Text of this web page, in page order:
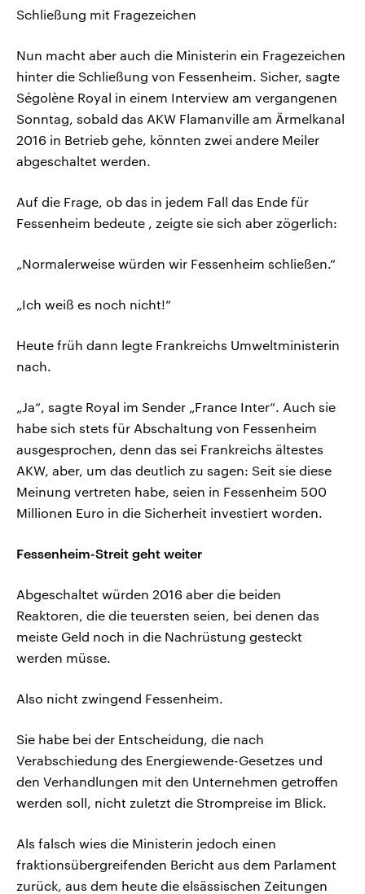
Schließung mit Fragezeichen
Nun macht aber auch die Ministerin ein Fragezeichen
hinter die Schließung von Fessenheim. Sicher, sagte
Ségolène Royal in einem Interview am vergangenen
Sonntag, sobald das AKW Flamanville am Ärmelkanal
2016 in Betrieb gehe, könnten zwei andere Meiler
abgeschaltet werden.
Auf die Frage, ob das in jedem Fall das Ende für
Fessenheim bedeute , zeigte sie sich aber zögerlich:
„Normalerweise würden wir Fessenheim schließen.“
„Ich weiß es noch nicht!“
Heute früh dann legte Frankreichs Umweltministerin
nach.
„Ja“, sagte Royal im Sender „France Inter“. Auch sie
habe sich stets für Abschaltung von Fessenheim
ausgesprochen, denn das sei Frankreichs ältestes
AKW, aber, um das deutlich zu sagen: Seit sie diese
Meinung vertreten habe, seien in Fessenheim 500
Millionen Euro in die Sicherheit investiert worden.
Fessenheim-Streit geht weiter
Abgeschaltet würden 2016 aber die beiden
Reaktoren, die die teuersten seien, bei denen das
meiste Geld noch in die Nachrüstung gesteckt
werden müsse.
Also nicht zwingend Fessenheim.
Sie habe bei der Entscheidung, die nach
Verabschiedung des Energiewende-Gesetzes und
den Verhandlungen mit den Unternehmen getroffen
werden soll, nicht zuletzt die Strompreise im Blick.
Als falsch wies die Ministerin jedoch einen
fraktionsübergreifenden Bericht aus dem Parlament
zurück, aus dem heute die elsässischen Zeitungen